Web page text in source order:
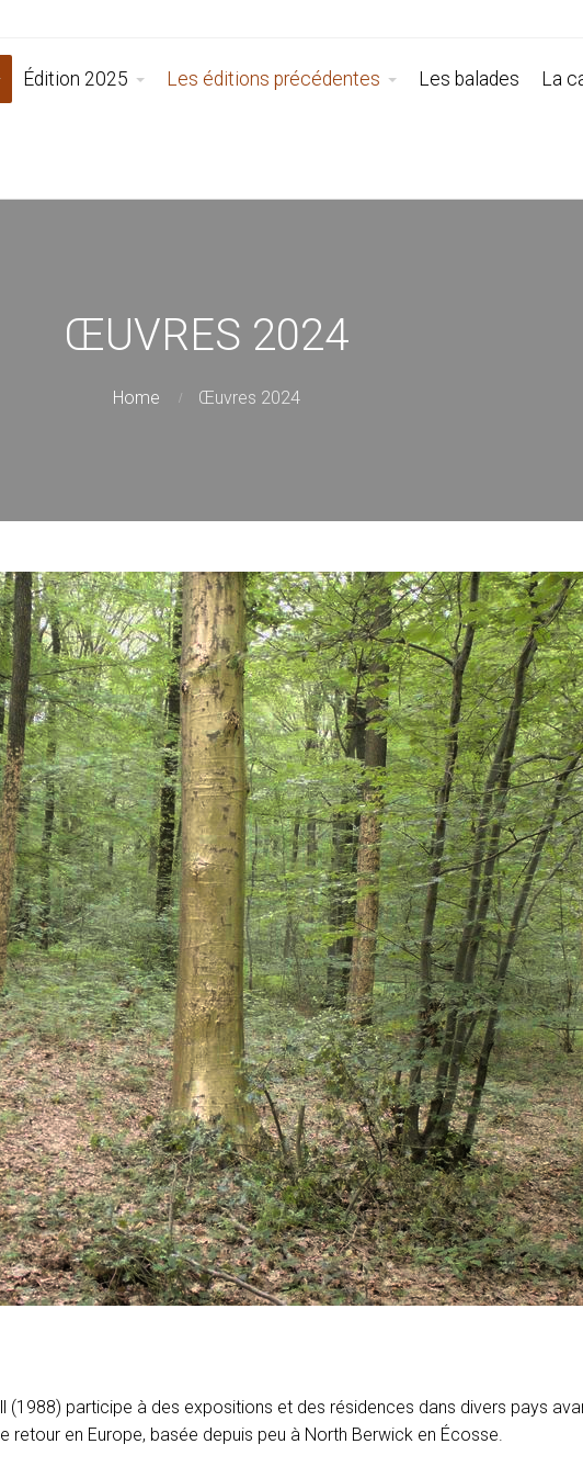
Édition 2025 Les éditions précédentes Les balades La
ŒUVRES 2024
Home Œuvres 2024
(1988) participe à des expositions et des résidences dans divers pays
retour en Europe, basée depuis peu à North Berwick en Écosse.